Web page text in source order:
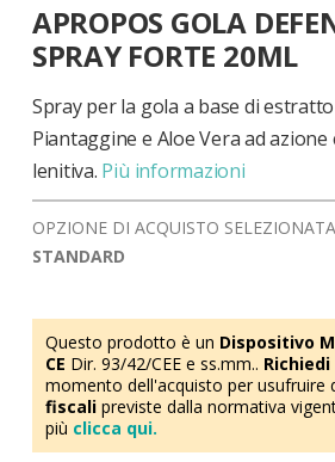
all'inizio
della
galleria
di
immagini
APROPOS GOLA
SPRAY FORTE 20ML
Spray per la gola a base di estratto
Piantaggine e Aloe Vera ad
lenitiva. Più informazioni
OPZIONE DI ACQUISTO
STANDARD
Questo prodotto è un Dispositivo
CE Dir. 93/42/CEE e ss.mm..
momento dell'acquisto per usufruire
fiscalipreviste dalla normativa
più clicca qui.